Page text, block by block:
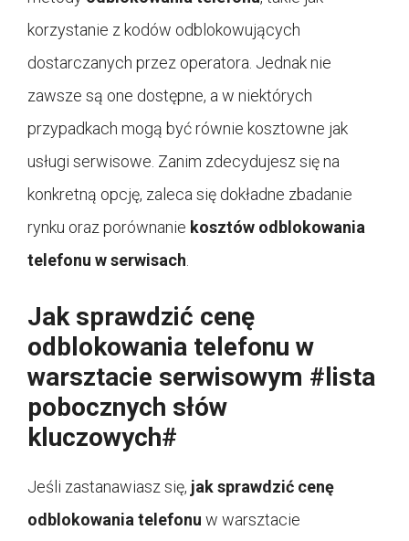
korzystanie z kodów odblokowujących
dostarczanych przez operatora. Jednak nie
zawsze są one dostępne, a w niektórych
przypadkach mogą być równie kosztowne jak
usługi serwisowe. Zanim zdecydujesz się na
konkretną opcję, zaleca się dokładne zbadanie
rynku oraz porównanie kosztów odblokowania
telefonu w serwisach
Jak sprawdzić cenę
odblokowania telefonu w
warsztacie serwisowym #lista
pobocznych słów
kluczowych#
Jeśli zastanawiasz się, jak sprawdzić cenę
odblokowania telefonu w warsztacie